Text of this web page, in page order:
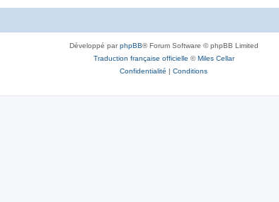
Développé parphpBB® Forum Software © phpBB Limited
Traduction française officielle ©Miles Cellar
Confidentialité | Conditions